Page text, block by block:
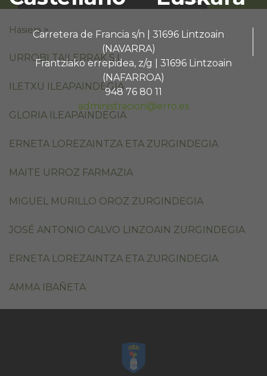
Carretera de Francia s/n | 31696 Lintzoain
(NAVARRA)
Frantziako errepidea, z/g | 31696 Lintzoain
(NAFARROA)
948 76 80 11
administracion@erro.es
Search for:
Hasiera >
URROBI TAILERRAK S.L.
ILETXU ILEAPAINDEGIA
GLORIA ILEAPAINDEGIA
ERNETA LOREZAINTZA ETA ZURGINDEGIA
MAITE URROZ FARMAZIA
MIGUEL MURILLO OROZ ZURGINDEGIA
JOSÉ ANTONIO CALVO LINZOAIN ZURGINDEGIA
ERNETA LOREZAINTZA ETA ZURGINDEGIA
AMMA IBAÑETA